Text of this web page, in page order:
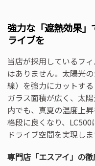
強力な「遮熱効果
ライブを
当店が採用しているフ
はありません。太陽光
線）を強力にカットする
ガラス面積が広く、太
内でも、真夏の温度上
格段に良くなり、
ドライブ空間を実現しま
専門店「エスアイ」の